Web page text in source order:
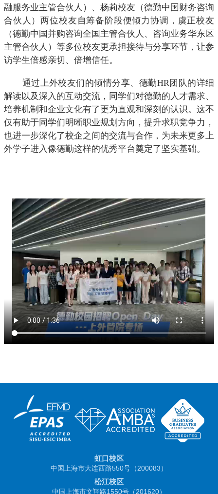
融服务业主管合伙人）、杨莉校友（德勤中国财务咨询
合伙人）两位校友自筹备阶段便倾力协调，虞正校友
（德勤中国并购咨询全国主管合伙人、咨询业务华东区
主管合伙人）等多位校友更承担接待与分享环节，让参
访学生倍感亲切、倍增信任。
通过上外校友们的倾情分享、德勤HR 团队的详细
解读以及深入的互动交流，同学们对德勤的人才需求、
培养机制和企业文化有了更为直观和深刻的认识。这不
仅有助于同学们明晰职业规划方向，提升求职竞争力，
也进一步深化了校企之间的交流与合作，为未来更多上
外学子进入像德勤这样的优秀平台奠定了坚实基础。
虹口校区
中国上海市大连西路550号（200083）
松江校区
中国上海市文翔路1550号（201620）